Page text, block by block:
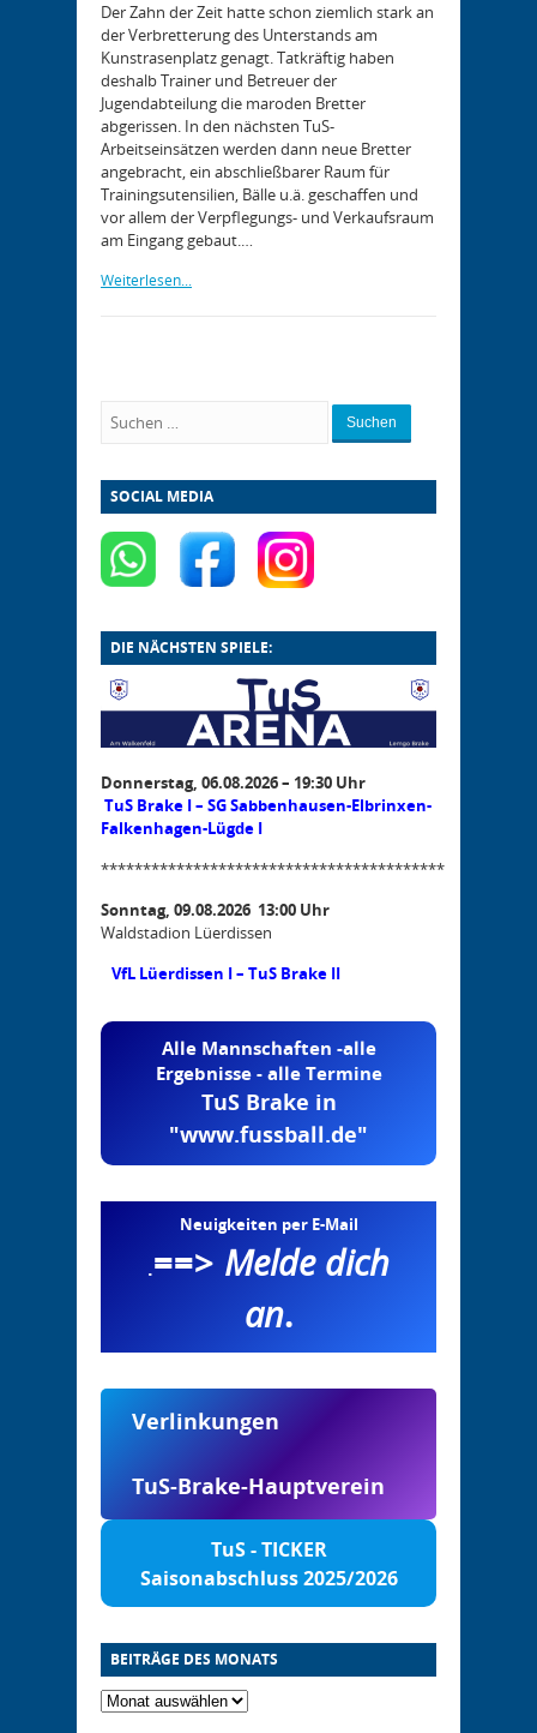
Der Zahn der Zeit hatte schon ziemlich stark an
der Verbretterung des Unterstands am
Kunstrasenplatz genagt. Tatkräftig haben
deshalb Trainer und Betreuer der
Jugendabteilung die maroden Bretter
abgerissen. In den nächsten TuS-
Arbeitseinsätzen werden dann neue Bretter
angebracht, ein abschließbarer Raum für
Trainingsutensilien, Bälle u.ä. geschaffen und
vor allem der Verpflegungs- und Verkaufsraum
am Eingang gebaut.…
Weiterlesen...
Suchen
SOCIAL MEDIA
DIE NÄCHSTEN SPIELE:
Donnerstag, 06.08.2026 – 19:30 Uhr
TuS Brake I – SG Sabbenhausen-Elbrinxen-
Falkenhagen-Lügde I
*****************************************
Sonntag, 09.08.2026 13:00 Uhr
Waldstadion Lüerdissen
VfL Lüerdissen I – TuS Brake II
Alle Mannschaften -alle
Ergebnisse - alle Termine
TuS Brake in
"www.fussball.de"
Neuigkeiten per E-Mail
.==> Melde dich
an.
Verlinkungen
TuS-Brake-Hauptverein
TuS - TICKER
Saisonabschluss 2025/2026
BEITRÄGE DES MONATS